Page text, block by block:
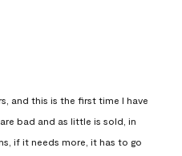
and this is the first time I have
bad and as little is sold, in
if it needs more, it has to go